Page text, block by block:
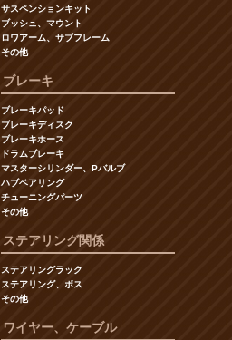
サスペンションキット
ブッシュ、マウント
ロワアーム、サブフレーム
その他
ブレーキ
ブレーキパッド
ブレーキディスク
ブレーキホース
ドラムブレーキ
マスターシリンダー、Pバルブ
ハブベアリング
チューニングパーツ
その他
ステアリング関係
ステアリングラック
ステアリング、ボス
その他
ワイヤー、ケーブル